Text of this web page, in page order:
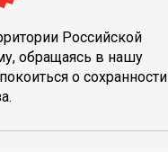
Российской
обращаясь в нашу
о сохранности